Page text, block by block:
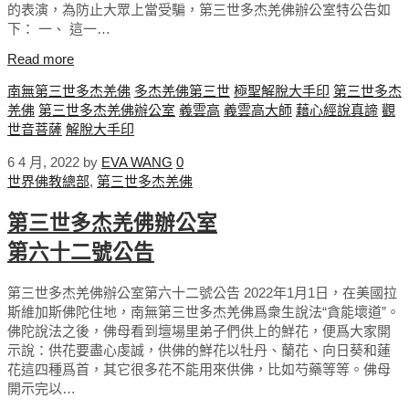
的表演，為防止大眾上當受騙，第三世多杰羌佛辦公室特公告如
下： 一、 這一…
Read more
南無第三世多杰羌佛 多杰羌佛第三世 極聖解脫大手印 第三世多杰
羌佛 第三世多杰羌佛辦公室 義雲高 義雲高大師 藉心經說真諦 觀
世音菩薩 解脫大手印
6 4 月, 2022 by EVA WANG 0
世界佛教總部, 第三世多杰羌佛
第三世多杰羌佛辦公室
第六十二號公告
第三世多杰羌佛辦公室第六十二號公告 2022年1月1日，在美國拉
斯維加斯佛陀住地，南無第三世多杰羌佛爲衆生說法“貪能壞道”。
佛陀說法之後，佛母看到壇場里弟子們供上的鮮花，便爲大家開
示說：供花要盡心虔誠，供佛的鮮花以牡丹、蘭花、向日葵和蓮
花這四種爲首，其它很多花不能用來供佛，比如芍藥等等。佛母
開示完以…